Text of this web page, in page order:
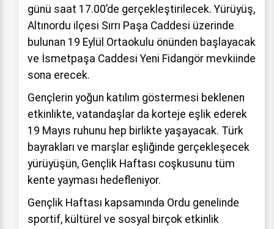
günü saat 17.00’de gerçekleştirilecek. Yürüyüş,
Altınordu ilçesi Sırrı Paşa Caddesi üzerinde
bulunan 19 Eylül Ortaokulu önünden başlayacak
ve İsmetpaşa Caddesi Yeni Fidangör mevkiinde
sona erecek.
Gençlerin yoğun katılım göstermesi beklenen
etkinlikte, vatandaşlar da korteje eşlik ederek
19 Mayıs ruhunu hep birlikte yaşayacak. Türk
bayrakları ve marşlar eşliğinde gerçekleşecek
yürüyüşün, Gençlik Haftası coşkusunu tüm
kente yayması hedefleniyor.
Gençlik Haftası kapsamında Ordu genelinde
sportif, kültürel ve sosyal birçok etkinlik